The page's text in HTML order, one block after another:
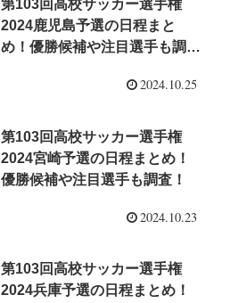
第103回高校サッカー選手権
2024鹿児島予選の日程まと
め！優勝候補や注目選手も調
2024.10.25
第103回高校サッカー選手権
2024宮崎予選の日程まとめ！
優勝候補や注目選手も調査！
2024.10.23
第103回高校サッカー選手権
2024兵庫予選の日程まとめ！